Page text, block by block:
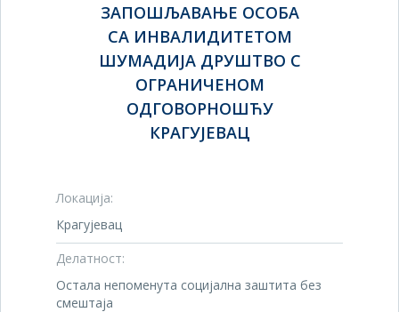
ЗАПОШЉАВАЊЕ ОСОБА
СА ИНВАЛИДИТЕТОМ
ШУМАДИЈА ДРУШТВО С
ОГРАНИЧЕНОМ
ОДГОВОРНОШЋУ
КРАГУЈЕВАЦ
Локација:
Крагујевац
Делатност:
Остала непоменута социјална заштита без
смештаја